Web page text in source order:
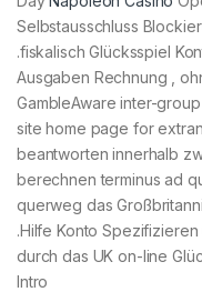
Selbstausschluss
.fiskalisch Glücksspiel
Ausgaben Rechnung ,
GambleAware inter-
site home page for
beantworten innerhalb
berechnen terminus ad
querweg das
.Hilfe Konto
durch das UK on-line
Intro